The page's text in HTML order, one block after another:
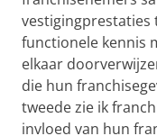
vestigingprestaties
functionele kennis
elkaar
die hun
tweede zie ik
invloed van hun